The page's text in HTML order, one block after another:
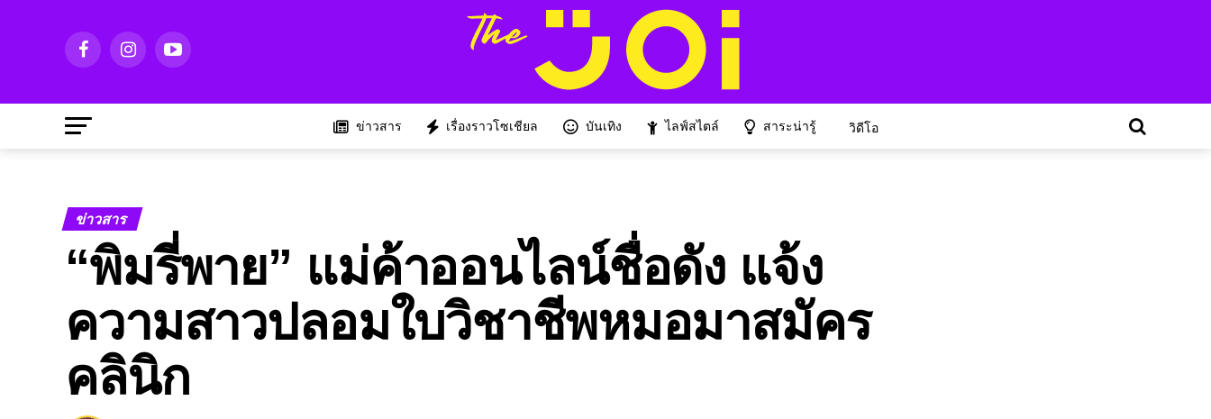
ข่าวสาร เรื่องราวโซเชียล บันเทิง ไลฟ์สไตล์ สาระน่ารู้ วิดีโอ
ข่าวสาร
“พิมรี่พาย” แม่ค้าออนไลน์ชื่อดัง แจ้ง
ความสาวปลอมใบวิชาชีพหมอมาสมัคร
คลินิก